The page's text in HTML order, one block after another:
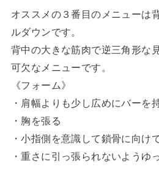
オススメの３番目のメニューは
ルダウンです。
背中の大きな筋肉で逆三角形な
可欠なメニューです。
《フォーム》
・肩幅よりも少し広めにバーを
・胸を張る
・小指側を意識して鎖骨に向け
・重さに引っ張られないようゆ